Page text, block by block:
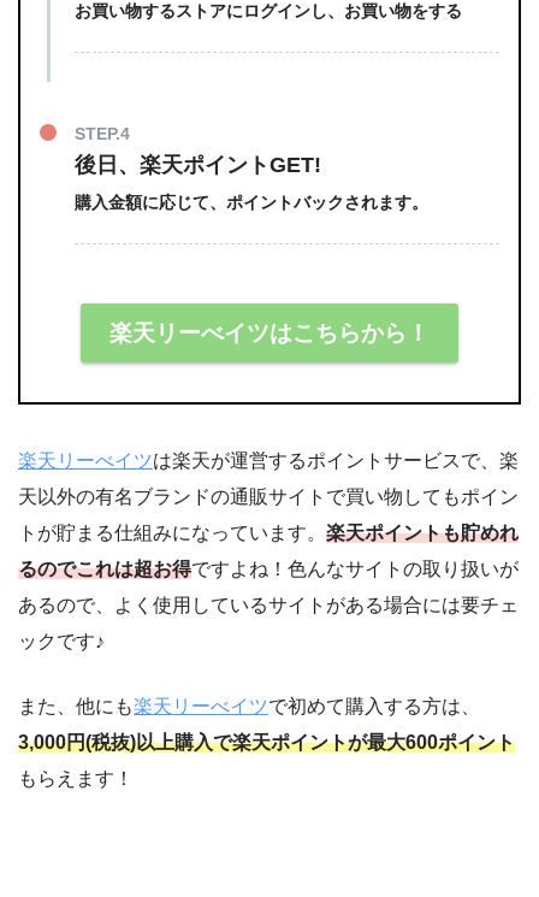
お買い物するストアにログインし、お買い物をする
STEP.4
後日、楽天ポイントGET!
購入金額に応じて、ポイントバックされます。
楽天リーべイツはこちらから！
楽天リーべイツは楽天が運営するポイントサービスで、楽
天以外の有名ブランドの通販サイトで買い物してもポイン
トが貯まる仕組みになっています。 楽天ポイントも貯めれ
るのでこれは超お得ですよね！色んなサイトの取り扱いが
あるので、よく使用しているサイトがある場合には要チェ
ックです♪
また、他にも楽天リーべイツで初めて購入する方は、
3,000円(税抜)以上購入で楽天ポイントが最大600ポイント
もらえます！